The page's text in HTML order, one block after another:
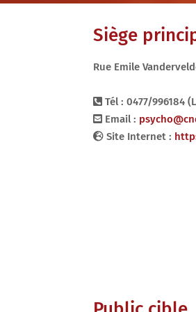
Siège
Rue Emile
Tél : 0477/996184
Email :
Site Internet :